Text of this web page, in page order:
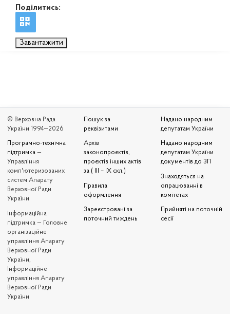
Поділитись:
Завантажити
© Верховна Рада
України 1994—2026
Програмно-технічна
підтримка —
Управління
комп'ютеризованих
систем Апарату
Верховної Ради
України
Iнформаційна
підтримка — Головне
організаційне
управління Апарату
Верховної Ради
України,
Інформаційне
управління Апарату
Верховної Ради
України
Пошук за
реквізитами
Архів
законопроєктів,
проєктів інших актів
за ( III – IX скл.)
Правила
оформлення
Зареєстровані за
поточний тиждень
Надано народним
депутатам України
Надано народним
депутатам України
документів до ЗП
Знаходяться на
опрацюванні в
комітетах
Прийняті на поточній
сесії